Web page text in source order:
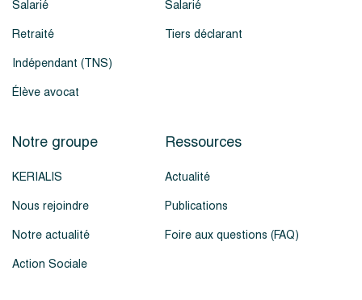
Salarié
Retraité
Indépendant (TNS)
Élève avocat
Salarié
Tiers déclarant
Notre groupe
KERIALIS
Nous rejoindre
Notre actualité
Action Sociale
Ressources
Actualité
Publications
Foire aux questions (FAQ)